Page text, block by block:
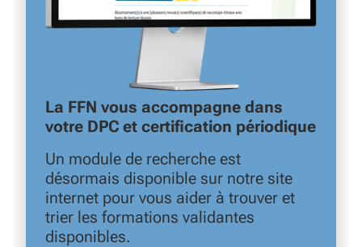
La FFN vous accompagne dans
votre DPC et certification périodique
Un module de recherche est
désormais disponible sur notre site
internet pour vous aider à trouver et
trier les formations validantes
disponibles.